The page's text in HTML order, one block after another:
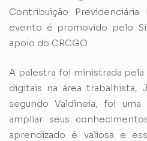
Contribuição Previdenciária
evento é promovido pelo
apoio do CRCGO.
A palestra foi ministrada
digitais na área trabalhista,
segundo Valdineia, foi
ampliar seus
aprendizado é valiosa e